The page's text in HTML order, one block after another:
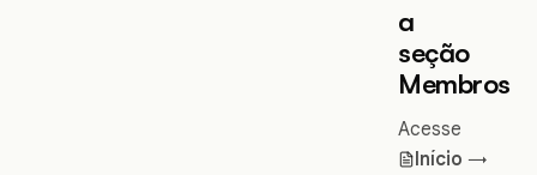
a
seção
Membros
Acesse
Início →